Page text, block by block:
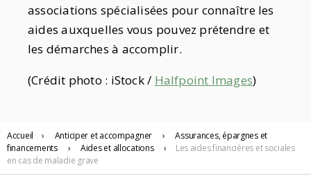
associations spécialisées pour connaître les
aides auxquelles vous pouvez prétendre et
les démarches à accomplir.
(Crédit photo : iStock / Halfpoint Images)
Accueil › Anticiper et accompagner ›
Assurances, épargnes et
financements
› Aides et allocations ›
Les aides financières et sociales
en cas de maladie grave